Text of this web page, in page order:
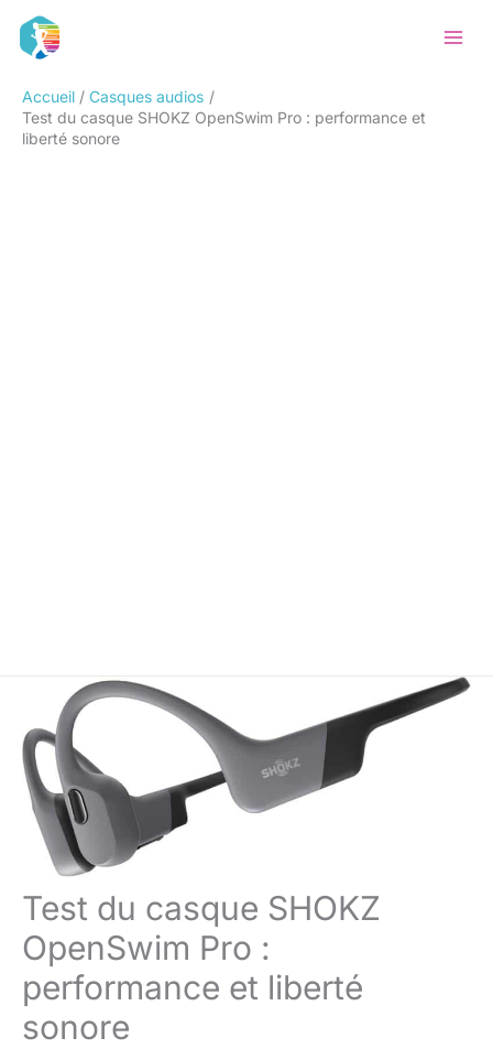
Accueil
Casques audios
Test du casque SHOKZ OpenSwim Pro : performance et
liberté sonore
Test du casque SHOKZ
OpenSwim Pro :
performance et liberté
sonore
Rechercher